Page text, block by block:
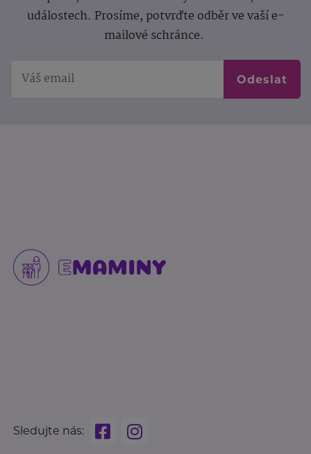
událostech. Prosíme, potvrďte odběr ve vaší e-
mailové schránce.
Odeslat
Sledujte nás: